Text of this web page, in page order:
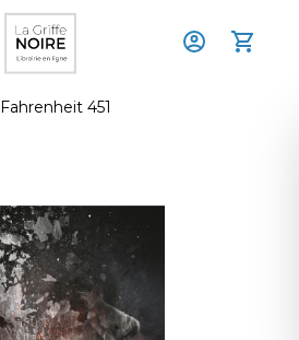
Fahrenheit 451